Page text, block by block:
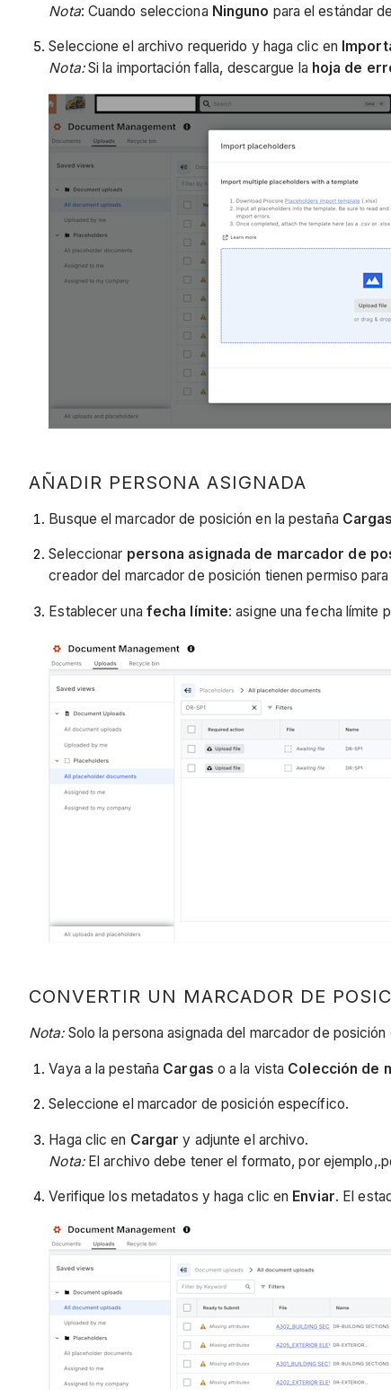
Nota: Cuando selecciona Ninguno para el estándar
Seleccione el archivo requerido y haga clic en
Nota:Si la importación falla, descargue la hoja de
AÑADIR PERSONA ASIGNADA
Busque el marcador de posición en la pestaña Cargas
Seleccionar persona asignada de marcador de
creador del marcador de posición tienen permiso
Establecer una fecha límite: asigne una fecha límite
CONVERTIR UN MARCADOR DE
Nota: Solo la persona asignada del marcador de
Vaya a la pestaña Cargas o a la vista Colección de
Seleccione el marcador de posición específico.
Haga clic en Cargar y adjunte el archivo.
Nota: El archivo debe tener el formato, por
Verifique los metadatos y haga clic en Enviar. El